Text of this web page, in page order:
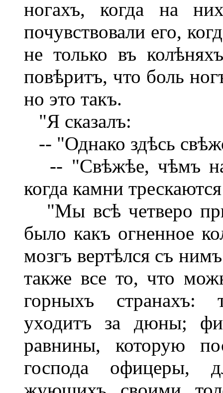
ногахъ, когда на
почувствовали его,
не только въ
повѣритъ, что боль
но это такъ.
"Я сказалъ:
-- "Однако здѣсь
-- "Свѣжѣе, чѣмъ на
когда камни
"Мы всѣ четверо
было какъ огненное
мозгъ вертѣлся съ
также все то, что
горныхъ странахъ:
уходитъ за дюны;
равнины, которую
господа офицеры,